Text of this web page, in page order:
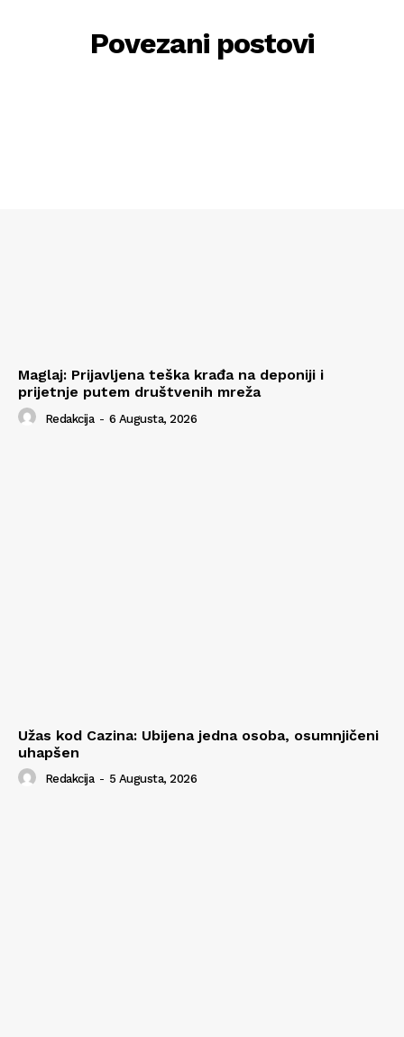
Povezani postovi
Maglaj: Prijavljena teška krađa na deponiji i
prijetnje putem društvenih mreža
Redakcija - 6 Augusta, 2026
Užas kod Cazina: Ubijena jedna osoba, osumnjičeni
uhapšen
Redakcija - 5 Augusta, 2026